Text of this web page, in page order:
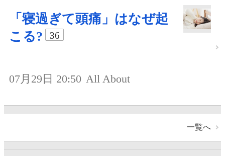
「寝過ぎて頭痛」はなぜ起
こる?
36
07月29日 20:50 All About
一覧へ